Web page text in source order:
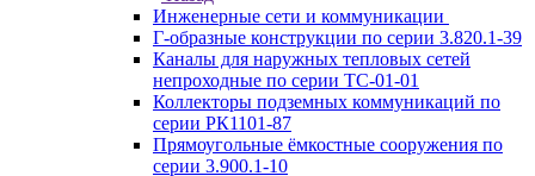
Инженерные сети и коммуникации
Г-образные конструкции по серии 3.820.1-39
Каналы для наружных тепловых сетей
непроходные по серии ТС-01-01
Коллекторы подземных коммуникаций по
серии РК1101-87
Прямоугольные ёмкостные сооружения по
серии 3.900.1-10